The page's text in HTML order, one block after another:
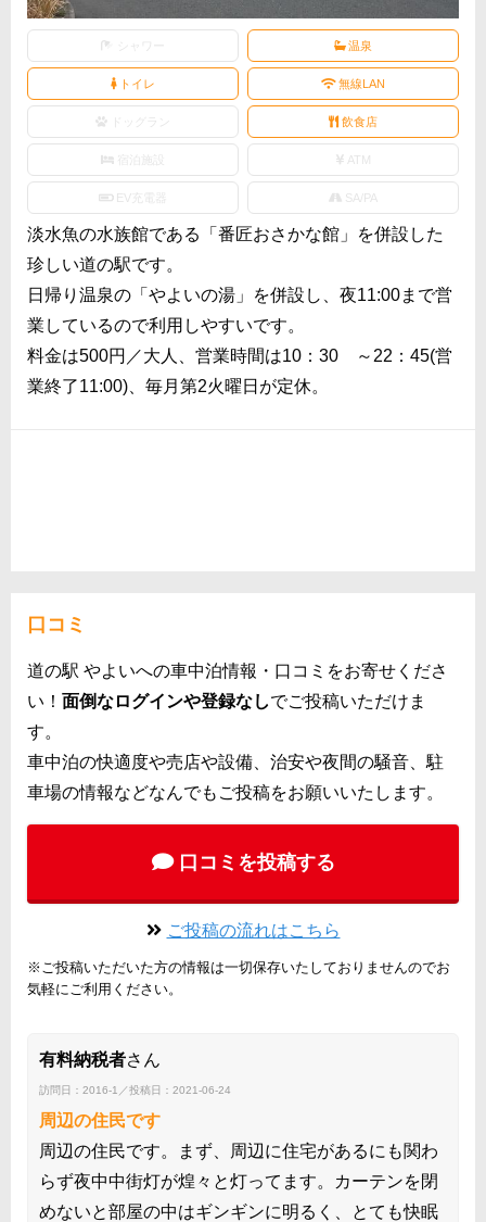
温泉
トイレ 無線LAN
ドッグラン 飲食店
宿泊施設 ATM
EV充電器 SA/PA
淡水魚の水族館である「番匠おさかな館」を併設した
珍しい道の駅です。
日帰り温泉の「やよいの湯」を併設し、夜11:00まで営
業しているので利用しやすいです。
料金は500円／大人、営業時間は10：30 ～22：45(営
業終了11:00)、毎月第2火曜日が定休。
口コミ
道の駅 やよいへの車中泊情報・口コミをお寄せくださ
い！ 面倒なログインや登録なしでご投稿いただけま
す。
車中泊の快適度や売店や設備、治安や夜間の騒音、駐
車場の情報などなんでもご投稿をお願いいたします。
口コミを投稿する
ご投稿の流れはこちら
※ご投稿いただいた方の情報は一切保存いたしておりませんのでお
気軽にご利用ください。
有料納税者さん
訪問日：2016-1／投稿日：2021-06-24
周辺の住民です
周辺の住民です。まず、周辺に住宅があるにも関わ
らず夜中中街灯が煌々と灯ってます。カーテンを閉
めないと部屋の中はギンギンに明るく、とても快眠